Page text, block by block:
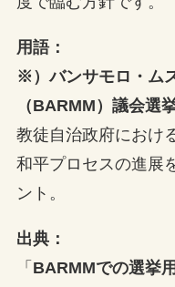
用語：
※）バンサモロ・ム
（BARMM）議会選
教徒自治政府におけ
和平プロセスの進展
ント。
出典：
「 BARMMでの選挙